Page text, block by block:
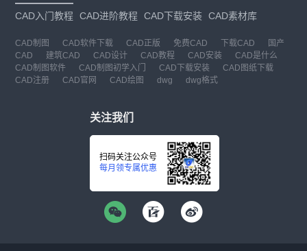
CAD入门教程 CAD进阶教程 CAD下载安装 CAD素材库
CAD制图 CAD软件下载 CAD正版 免费CAD 下载CAD
国产
CAD
建筑CAD CAD设计 CAD教程 CAD安装
CAD是什么
CAD制图软件
CAD制图初学入门 CAD下载安装
CAD图纸下载
CAD注册
CAD官网 CAD绘图 dwg dwg格式
关注我们
扫码关注公众号
每月领专属优惠